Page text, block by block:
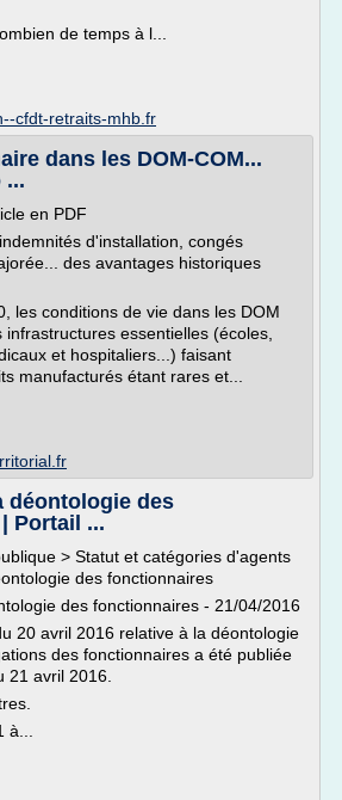
de temps à l...
cfdt-retraits-mhb.fr
dans les DOM-COM...
...
en PDF
d'installation, congés
des avantages historiques
les conditions de vie dans les DOM
essentielles (écoles,
et hospitaliers...) faisant
manufacturés étant rares et...
déontologie des
Portail ...
> Statut et catégories d'agents
des fonctionnaires
des fonctionnaires - 21/04/2016
20 avril 2016 relative à la déontologie
des fonctionnaires a été publiée
21 avril 2016.